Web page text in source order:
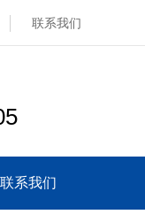
联系我们
联系我们